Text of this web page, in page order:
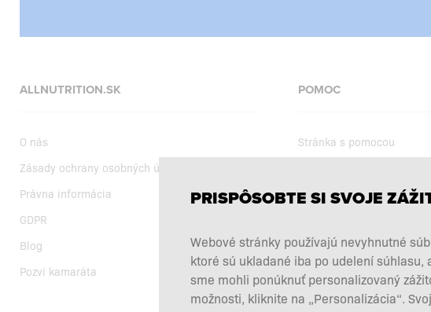
ALLNUTRITION.SK
O nás
Zásady ochrany osobných údajov
Právna informácia
GDPR
Blog
Pozvi kamaráta
POMOC
Stránka s pomocou
Nákupné podmienky
Výber výživových doplnkov
Reklamácie a vrátenie
Odstúpiť od zmluvy tu
PRISPÔSOBTE SI SVOJE
Webové stránky používajú nevyhnutné
ktoré sú ukladané iba po udelení
sme mohli ponúknuť personalizovaný
možnosti, kliknite na „Personalizácia“.